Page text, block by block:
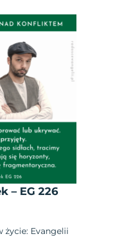
– EG 226
życie: Evangelii